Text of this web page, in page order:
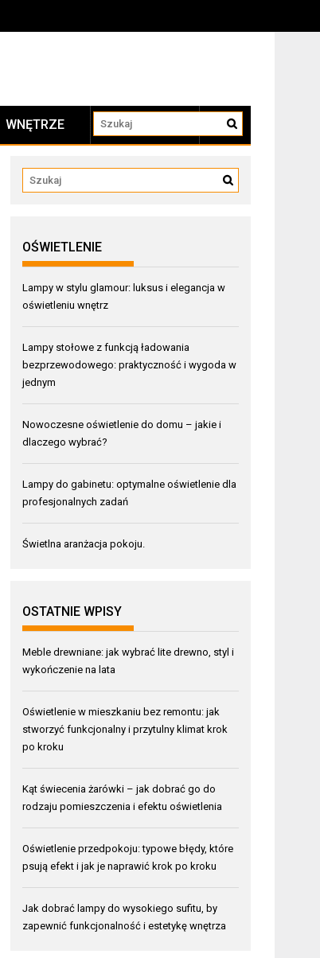
WNĘTRZE KONTAKT
OŚWIETLENIE
Lampy w stylu glamour: luksus i elegancja w
oświetleniu wnętrz
Lampy stołowe z funkcją ładowania
bezprzewodowego: praktyczność i wygoda w
jednym
Nowoczesne oświetlenie do domu – jakie i
dlaczego wybrać?
Lampy do gabinetu: optymalne oświetlenie dla
profesjonalnych zadań
Świetlna aranżacja pokoju.
OSTATNIE WPISY
Meble drewniane: jak wybrać lite drewno, styl i
wykończenie na lata
Oświetlenie w mieszkaniu bez remontu: jak
stworzyć funkcjonalny i przytulny klimat krok
po kroku
Kąt świecenia żarówki – jak dobrać go do
rodzaju pomieszczenia i efektu oświetlenia
Oświetlenie przedpokoju: typowe błędy, które
psują efekt i jak je naprawić krok po kroku
Jak dobrać lampy do wysokiego sufitu, by
zapewnić funkcjonalność i estetykę wnętrza